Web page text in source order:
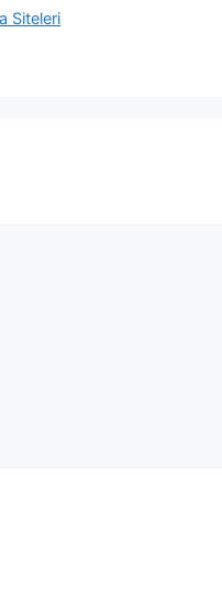
Siteleri